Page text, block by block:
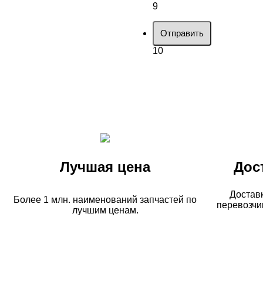
9
Отправить
10
Лучшая цена
Более 1 млн. наименований запчастей по
лучшим ценам.